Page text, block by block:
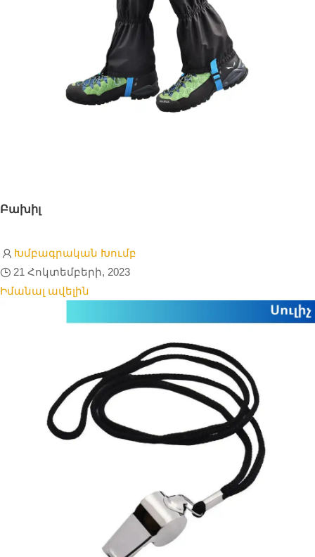
Բախիլ
Խմբագրական Խումբ
21 Հոկտեմբերի, 2023
Իմանալ ավելին